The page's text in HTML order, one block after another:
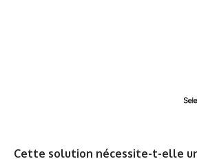
Cette solution nécessite-t-elle